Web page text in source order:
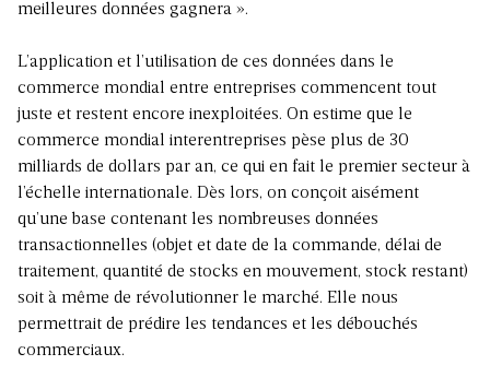
meilleures données gagnera ».
L’application et l’utilisation de ces données dans le
commerce mondial entre entreprises commencent tout
juste et restent encore inexploitées. On estime que le
commerce mondial interentreprises pèse plus de 30
milliards de dollars par an, ce qui en fait le premier secteur à
l’échelle internationale. Dès lors, on conçoit aisément
qu’une base contenant les nombreuses données
transactionnelles (objet et date de la commande, délai de
traitement, quantité de stocks en mouvement, stock restant)
soit à même de révolutionner le marché. Elle nous
permettrait de prédire les tendances et les débouchés
commerciaux.